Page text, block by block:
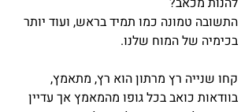
התשובה טמונה כמו תמיד בראש, ועוד יותר
בכימיה של המוח שלנו.
קחו שנייה רץ מרתון הוא רץ, מתאמץ,
בוודאות כואב בכל גופו מהמאמץ אך עדיין